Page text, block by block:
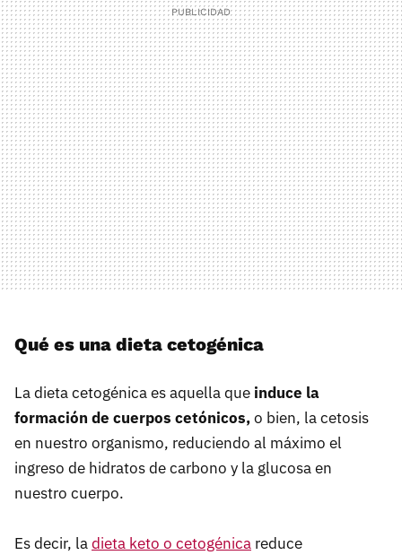
Qué es una dieta cetogénica
La dieta cetogénica es aquella que induce la
formación de cuerpos cetónicos,o bien, la cetosis
en nuestro organismo, reduciendo al máximo el
ingreso de hidratos de carbono y la glucosa en
nuestro cuerpo.
Es decir, ladieta keto o cetogénica reduce